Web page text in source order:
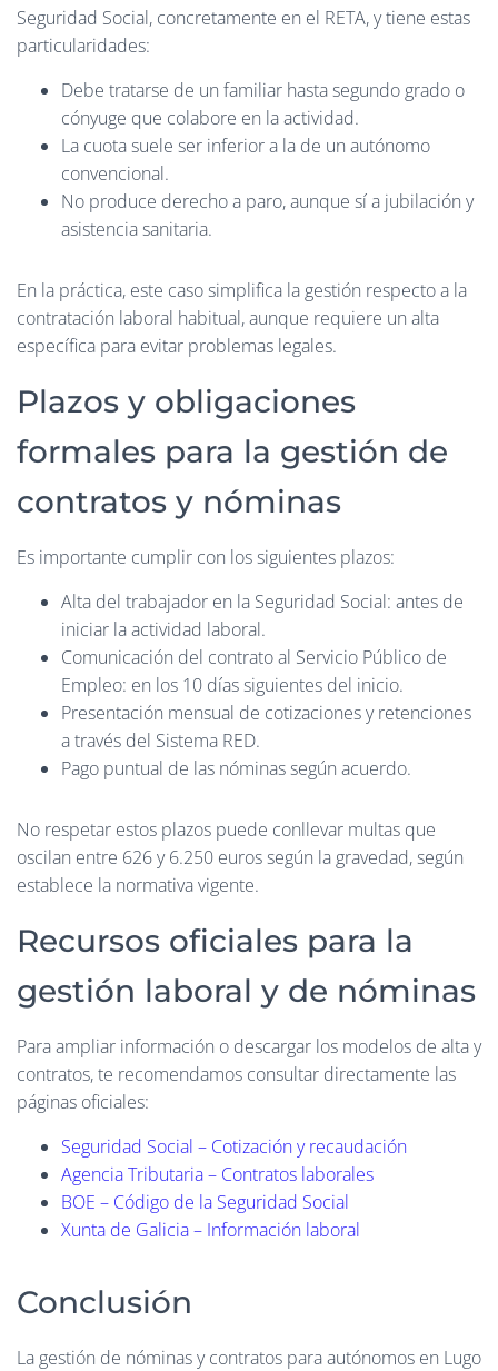
Seguridad Social, concretamente en el RETA, y tiene estas
particularidades:
Debe tratarse de un familiar hasta segundo grado o
cónyuge que colabore en la actividad.
La cuota suele ser inferior a la de un autónomo
convencional.
No produce derecho a paro, aunque sí a jubilación y
asistencia sanitaria.
En la práctica, este caso simplifica la gestión respecto a la
contratación laboral habitual, aunque requiere un alta
específica para evitar problemas legales.
Plazos y obligaciones
formales para la gestión de
contratos y nóminas
Es importante cumplir con los siguientes plazos:
Alta del trabajador en la Seguridad Social: antes de
iniciar la actividad laboral.
Comunicación del contrato al Servicio Público de
Empleo: en los 10 días siguientes del inicio.
Presentación mensual de cotizaciones y retenciones
a través del Sistema RED.
Pago puntual de las nóminas según acuerdo.
No respetar estos plazos puede conllevar multas que
oscilan entre 626 y 6.250 euros según la gravedad, según
establece la normativa vigente.
Recursos oficiales para la
gestión laboral y de nóminas
Para ampliar información o descargar los modelos de alta y
contratos, te recomendamos consultar directamente las
páginas oficiales:
Seguridad Social – Cotización y recaudación
Agencia Tributaria – Contratos laborales
BOE – Código de la Seguridad Social
Xunta de Galicia – Información laboral
Conclusión
La gestión de nóminas y contratos para autónomos en Lugo